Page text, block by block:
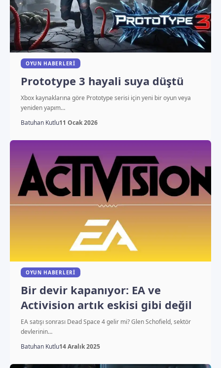
OYUN HABERLERI
Prototype 3 hayali suya düştü
Xbox kaynaklarına göre Prototype serisi için yeni bir oyun veya
yeniden yapım…
Batuhan Kutlu11 Ocak 2026
OYUN HABERLERI
Bir devir kapanıyor: EA ve
Activision artık eskisi gibi değil
EA satışı sonrası Dead Space 4 gelir mi? Glen Schofield, sektör
devlerinin…
Batuhan Kutlu14 Aralık 2025